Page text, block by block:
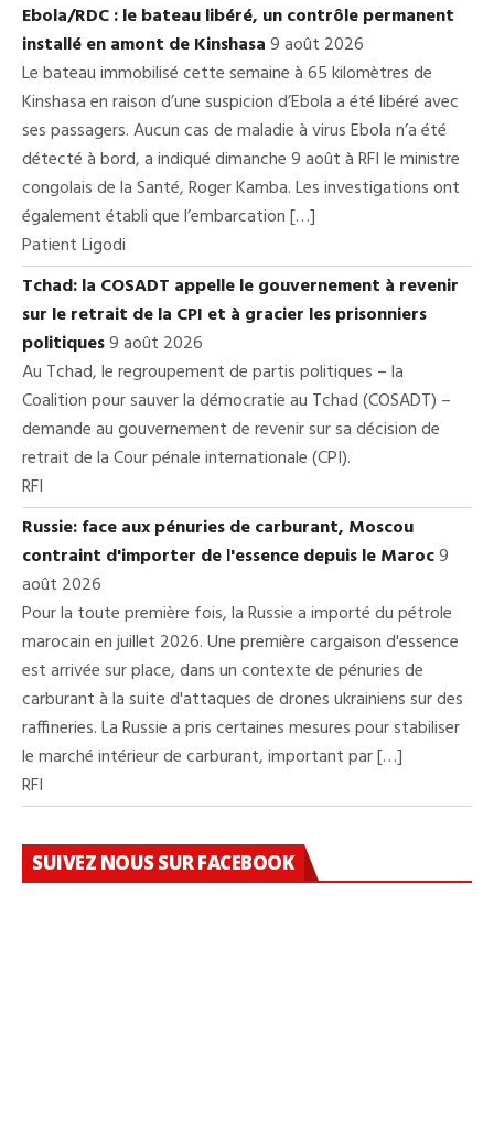
Ebola/RDC : le bateau libéré, un contrôle permanent
installé en amont de Kinshasa9 août 2026
Le bateau immobilisé cette semaine à 65 kilomètres de
Kinshasa en raison d’une suspicion d’Ebola a été libéré avec
ses passagers. Aucun cas de maladie à virus Ebola n’a été
détecté à bord, a indiqué dimanche 9 août à RFI le ministre
congolais de la Santé, Roger Kamba. Les investigations ont
également établi que l’embarcation […]
Patient Ligodi
Tchad: la COSADT appelle le gouvernement à revenir
sur le retrait de la CPI et à gracier les prisonniers
politiques9 août 2026
Au Tchad, le regroupement de partis politiques – la
Coalition pour sauver la démocratie au Tchad (COSADT) –
demande au gouvernement de revenir sur sa décision de
retrait de la Cour pénale internationale (CPI).
RFI
Russie: face aux pénuries de carburant, Moscou
contraint d'importer de l'essence depuis le Maroc9
août 2026
Pour la toute première fois, la Russie a importé du pétrole
marocain en juillet 2026. Une première cargaison d'essence
est arrivée sur place, dans un contexte de pénuries de
carburant à la suite d'attaques de drones ukrainiens sur des
raffineries. La Russie a pris certaines mesures pour stabiliser
le marché intérieur de carburant, important par […]
RFI
SUIVEZ NOUS SUR FACEBOOK